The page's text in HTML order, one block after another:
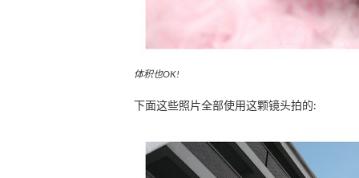
体积也OK!
下面这些照片全部使用这颗镜头拍的: